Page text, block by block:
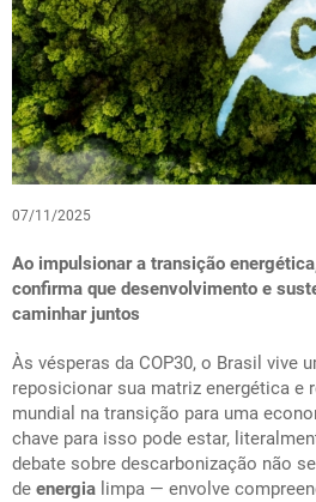
07/11/2025
Ao impulsionar a transição
confirma que desenvolvimento e
caminhar juntos
Às vésperas da COP30, o Brasil vive
reposicionar sua matriz energética e
mundial na transição para uma
chave para isso pode estar,
debate sobre descarbonização não
de energia limpa — envolve